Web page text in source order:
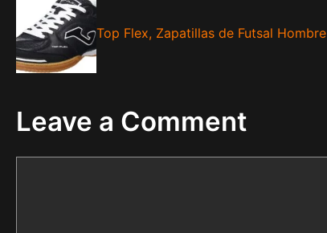
Top Flex, Zapatillas de Futsal Hombre
Leave a Comment